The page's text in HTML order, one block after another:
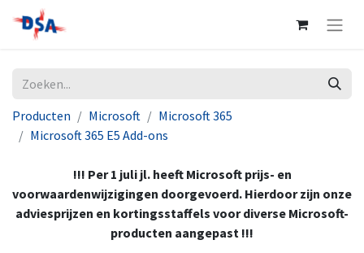
Producten Microsoft
Microsoft 365
Microsoft 365 E5 Add-ons
!!! Per 1 juli jl. heeft Microsoft prijs- en
voorwaardenwijzigingen doorgevoerd. Hierdoor zijn onze
adviesprijzen en kortingsstaffels voor diverse Microsoft-
producten aangepast !!!